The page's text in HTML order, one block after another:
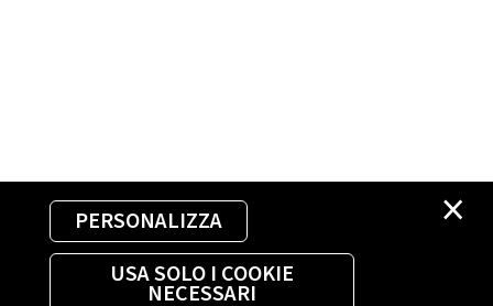
×
PERSONALIZZA
USA SOLO I COOKIE
NECESSARI